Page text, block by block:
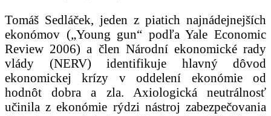
Tomáš Sedláček, jeden z piatich najnádejnejších
ekonómov („Young gun“ podľa Yale Economic
Review 2006) a člen Národní ekonomické rady
vlády (NERV) identifikuje hlavný dôvod
ekonomickej krízy v oddelení ekonómie od
hodnôt dobra a zla. Axiologická neutrálnosť
učinila z ekonómie rýdzi nástroj zabezpečovania